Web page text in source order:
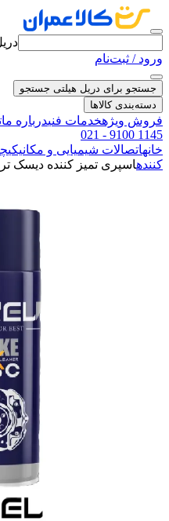
ورود / ثبت‌نام
جستجو برای دریل هیلتی جستجو
دسته‌بندی کالاها
فروش ویژهخدمات فنیدرباره ما
021 - 9100 1145
خانهاتصالات شیمیایی و مکانیکی
کنندهاسپری تمیز کننده دیسک